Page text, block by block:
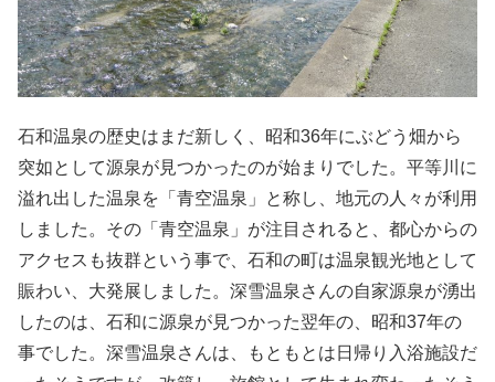
石和温泉の歴史はまだ新しく、昭和36年にぶどう畑から
突如として源泉が見つかったのが始まりでした。平等川に
溢れ出した温泉を「青空温泉」と称し、地元の人々が利用
しました。その「青空温泉」が注目されると、都心からの
アクセスも抜群という事で、石和の町は温泉観光地として
賑わい、大発展しました。深雪温泉さんの自家源泉が湧出
したのは、石和に源泉が見つかった翌年の、昭和37年の
事でした。深雪温泉さんは、もともとは日帰り入浴施設だ